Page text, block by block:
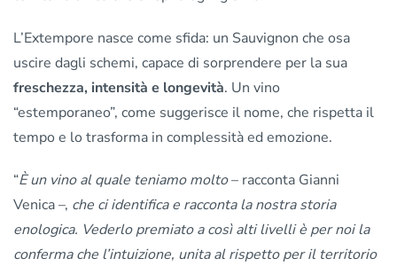
L’Extempore nasce come sfida: un Sauvignon che osa
uscire dagli schemi, capace di sorprendere per la sua
freschezza, intensità e longevità. Un vino
“estemporaneo”, come suggerisce il nome, che rispetta il
tempo e lo trasforma in complessità ed emozione.
“È un vino al quale teniamo molto– racconta Gianni
Venica –, che ci identifica e racconta la nostra storia
enologica. Vederlo premiato a così alti livelli è per noi la
conferma che l’intuizione, unita al rispetto per il territorio